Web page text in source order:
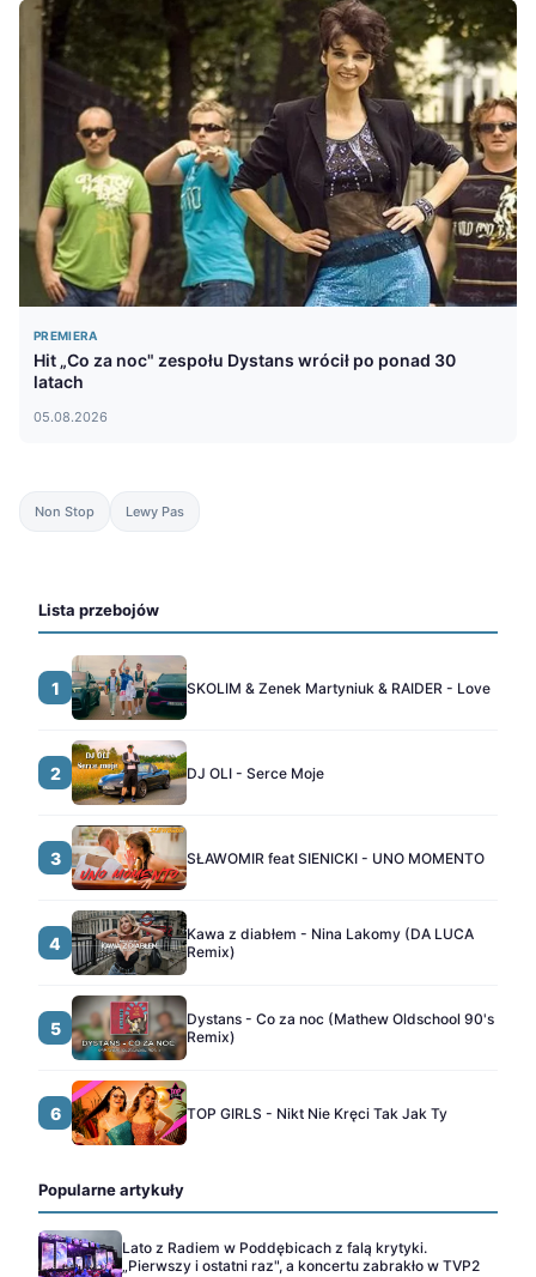
PREMIERA
Hit „Co za noc" zespołu Dystans wrócił po ponad 30
latach
05.08.2026
Non Stop Lewy Pas
Lista przebojów
1 SKOLIM & Zenek Martyniuk & RAIDER - Love
2 DJ OLI - Serce Moje
3 SŁAWOMIR feat SIENICKI - UNO MOMENTO
4
Kawa z diabłem - Nina Lakomy (DA LUCA
Remix)
5
Dystans - Co za noc (Mathew Oldschool 90's
Remix)
6 TOP GIRLS - Nikt Nie Kręci Tak Jak Ty
Popularne artykuły
Lato z Radiem w Poddębicach z falą krytyki.
„Pierwszy i ostatni raz", a koncertu zabrakło w TVP2